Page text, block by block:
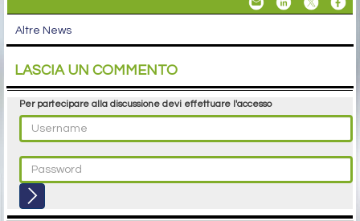
Altre News
LASCIA UN COMMENTO
Per partecipare alla discussione devi effettuare l'accesso